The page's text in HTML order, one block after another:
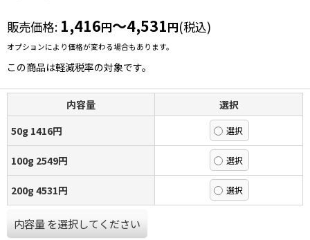
販売価格: 1,416円～4,531円(税込)
オプションにより価格が変わる場合もあります。
この商品は軽減税率の対象です。
内容量
選択
50g 1416円
100g 2549円
200g 4531円
内容量を選択してください